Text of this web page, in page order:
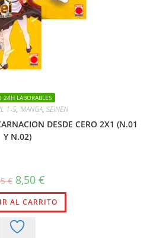
24H LABORABLES
1-5, MANGA, SEINEN
DESDE CERO 2X1 (N.01
Y N.02)
€ El
precio
original
era:
8,95 €.
8,50 €
actual
es:
8,50 €.
AL CARRITO